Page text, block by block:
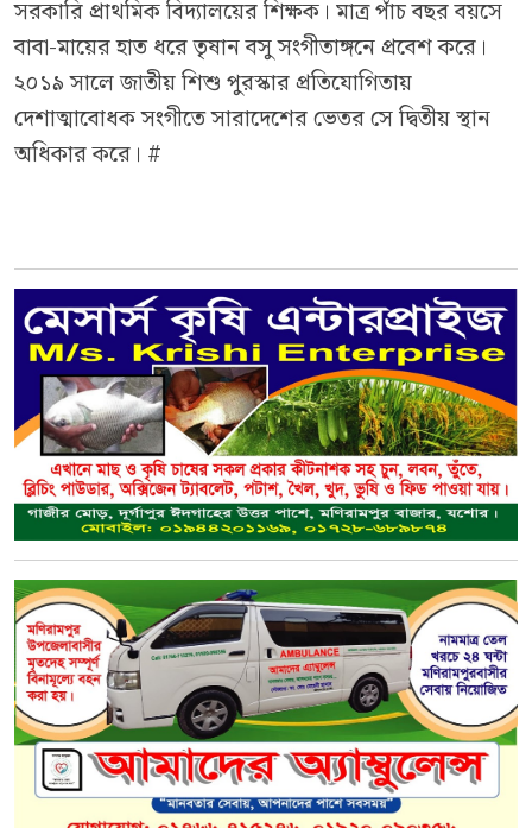
সরকারি প্রাথমিক বিদ্যালয়ের শিক্ষক। মাত্র পাঁচ বছর বয়সে
বাবা-মায়ের হাত ধরে তৃষান বসু সংগীতাঙ্গনে প্রবেশ করে।
২০১৯ সালে জাতীয় শিশু পুরস্কার প্রতিযোগিতায়
দেশাত্মাবোধক সংগীতে সারাদেশের ভেতর সে দ্বিতীয় স্থান
অধিকার করে। #